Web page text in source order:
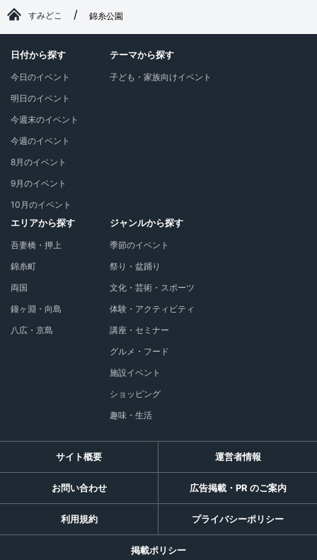
すみどこ 錦糸公園
日付から探す
今日のイベント
明日のイベント
今週末のイベント
今週のイベント
8月のイベント
9月のイベント
10月のイベント
テーマから探す
子ども・家族向けイベント
エリアから探す
吾妻橋・押上
錦糸町
両国
鐘ヶ淵・向島
八広・京島
ジャンルから探す
季節のイベント
祭り・盆踊り
文化・芸術・スポーツ
体験・アクティビティ
講座・セミナー
グルメ・フード
施設イベント
ショッピング
趣味・生活
サイト概要 運営者情報
お問い合わせ 広告掲載・PR のご案内
利用規約 プライバシーポリシー
掲載ポリシー